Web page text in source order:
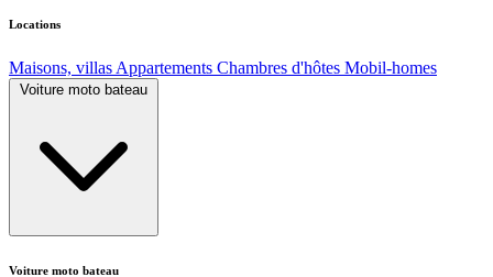
Locations
Maisons, villas Appartements Chambres d'hôtes Mobil-homes
Voiture moto bateau
Voiture moto bateau